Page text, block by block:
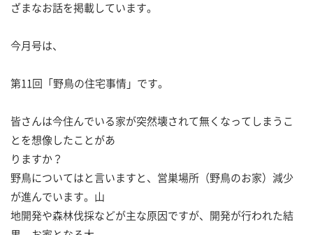
ざまなお話を掲載しています。
今月号は、
第11回「野鳥の住宅事情」です。
皆さんは今住んでいる家が突然壊されて無くなってしまうこ
とを想像したことがあ
りますか？
野鳥についてはと言いますと、営巣場所（野鳥のお家）減少
が進んでいます。山
地開発や森林伐採などが主な原因ですが、開発が行われた結